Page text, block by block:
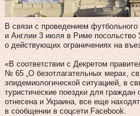
В связи с проведением
и Англии 3 июля в Риме посольство
о действующих ограничениях на
«В соответствии с Декретом
№ 65 „О безотлагательных мерах,
эпидемиологической ситуацией, в
туристические поездки для граждан
отнесена и Украина, все еще
в сообщении в соцсети Facebook.